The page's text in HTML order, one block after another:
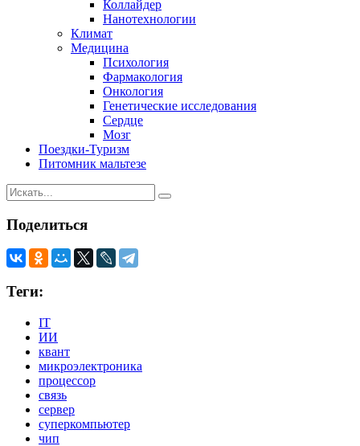
Коллайдер
Нанотехнологии
Климат
Медицина
Психология
Фармакология
Онкология
Генетические исследования
Сердце
Мозг
Поездки-Туризм
Питомник мальтезе
Поделиться
Теги:
IT
ИИ
квант
микроэлектроника
процессор
связь
сервер
суперкомпьютер
чип